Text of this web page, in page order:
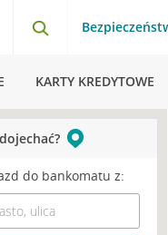
KARTY KREDYTOWE
do bankomatu z: